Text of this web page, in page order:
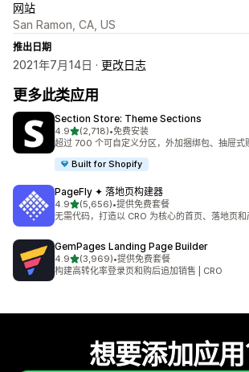
网站
San Ramon, CA, US
推出日期
2021年7月14日 · 更改日志
更多此类应用
Section Store: Theme Sections
4.9星（满分 5 星）
(2,718)
总共 2718 条评论
•免费安装
超过 700 个可自定义分区，外加捆绑包、抽屉式
Built for Shopify
PageFly ✦ 落地页构建器
4.9星（满分 5 星）
(5,656)
总共 5656 条评论
•提供免费套餐
无需代码，打造以 CRO 为核心的首页、落地页和
GemPages Landing Page Builder
4.9星（满分 5 星）
(3,969)
总共 3969 条评论
•提供免费套餐
构建高转化率登录页和购后追加销售 | CRO
想要添加应用